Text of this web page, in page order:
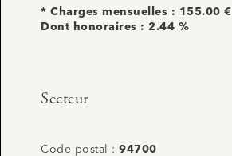
* Charges mensuelles : 155.00 €
Dont honoraires : 2.44 %
Secteur
Code postal : 94700